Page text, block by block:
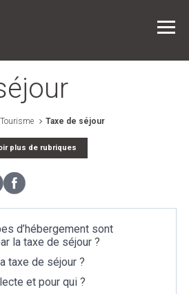
l'agglo
Tourisme Taxe de séjour
plus de rubriques
d’hébergement sont
la taxe de séjour ?
taxe de séjour ?
et pour qui ?